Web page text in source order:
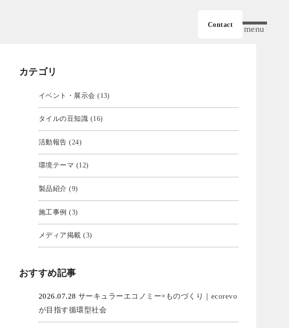
Contact menu
カテゴリ
イベント・展示会 (13)
タイルの豆知識 (16)
活動報告 (24)
環境テーマ (12)
製品紹介 (9)
施工事例 (3)
メディア掲載 (3)
おすすめ記事
2026.07.28 サーキュラーエコノミー×ものづくり｜ecorevo
が目指す循環型社会